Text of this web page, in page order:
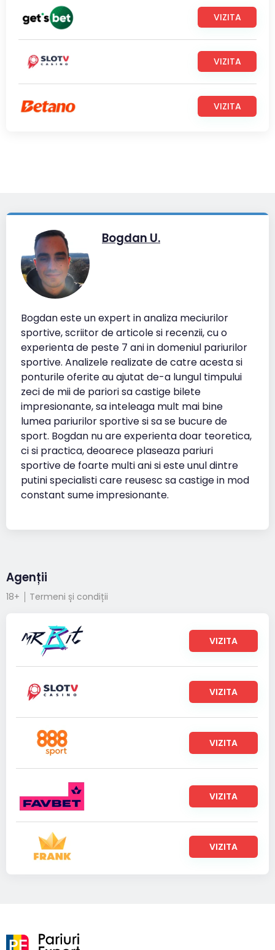
VIZITA
VIZITA
VIZITA
Bogdan U.
Bogdan este un expert in analiza meciurilor
sportive, scriitor de articole si recenzii, cu o
experienta de peste 7 ani in domeniul pariurilor
sportive. Analizele realizate de catre acesta si
ponturile oferite au ajutat de-a lungul timpului
zeci de mii de pariori sa castige bilete
impresionante, sa inteleaga mult mai bine
lumea pariurilor sportive si sa se bucure de
sport. Bogdan nu are experienta doar teoretica,
ci si practica, deoarece plaseaza pariuri
sportive de foarte multi ani si este unul dintre
putini specialisti care reusesc sa castige in mod
constant sume impresionante.
Agenții
18+ Termeni și condiții
VIZITA
VIZITA
VIZITA
VIZITA
VIZITA